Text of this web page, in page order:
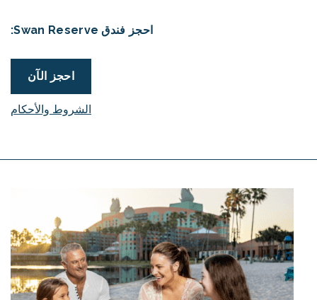
احجز فندق Swan Reserve:
احجز الآن
الشروط والأحكام